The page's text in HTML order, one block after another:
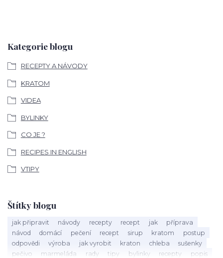
Kategorie blogu
RECEPTY A NÁVODY
KRATOM
VIDEA
BYLINKY
CO JE ?
RECIPES IN ENGLISH
VTIPY
Štítky blogu
jak připravit návody recepty recept jak
příprava
návod
domácí pečení recept sirup kratom
postup
odpovědi
výroba jak vyrobit kraton chleba
sušenky
pečivo
marmeláda rady tipy bylinky recepty
popis